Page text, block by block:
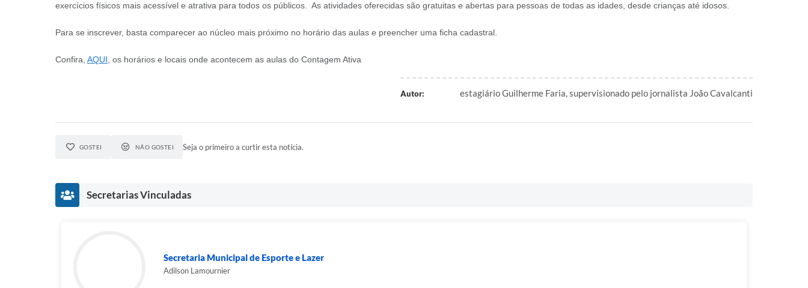
exercícios físicos mais acessível e atrativa para todos os públicos. As atividades oferecidas são gratuitas e abertas para pessoas de todas as idades, desde crianças até idosos.
Para se inscrever, basta comparecer ao núcleo mais próximo no horário das aulas e preencher uma ficha cadastral.
Confira, AQUI , os horários e locais onde acontecem as aulas do Contagem Ativa
Autor: estagiário Guilherme Faria, supervisionado pelo jornalista João Cavalcanti
GOSTEI NÃO GOSTEI Seja o primeiro a curtir esta notícia.
Secretarias Vinculadas
Secretaria Municipal de Esporte e Lazer
Adilson Lamournier